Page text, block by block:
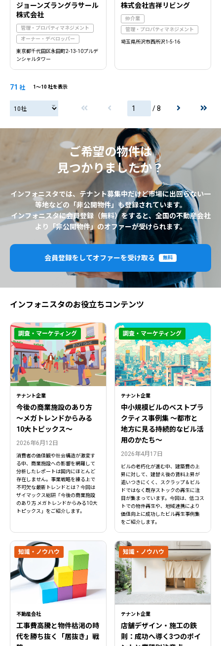
ジョーンズラングラサール
株式会社
管理・プロパティマネジメント
オーナー・デベロッパー
東京都千代田区永田町2-13-10プルデ
ンシャルタワー
株式会社吉祥リビング
仲介業
管理・プロパティマネジメント
埼玉県所沢市西所沢1-5-16
71 社 1〜10 社を表示
20社 / 8
ご希望の物件は
見つかりましたか？
インフォニスタでは、テナント募集中だけど市場に出回らない一
等地などの「非公開物件」も登録されています。
インフォニスタに会員登録（無料）をすると、全国の不動産会社
より「非公開物件」のオファーが受けられます。
会員登録をしてオファーを受け取る 無料
インフォニスタのお役立ちコンテンツ
テナント企業
今後の商業施設のあり方
〜メガトレンドからみる
10大トピックス〜
2026年6月12日
消費者の価値観や社会構造が激変す
る中、商業施設への影響を網羅して
分析したレポートは国内にほとんど
存在しません。事業戦略を練る上で
不可欠な最新トレンドとは？今回は
ザイマックス総研「今後の商業施設
のあり方 メガトレンドからみる10大
トピックス」をご紹介します。
調査・マーケティング
テナント企業
中小規模ビルのベストプラ
クティス事例集 ～都市と
地方に見る持続的なビル活
用のかたち～
2026年4月17日
ビルの老朽化が進む中、建築費の上
昇に対して、建替え後の賃料上昇が
追いつきにくく、スクラップ＆ビル
ドではなく既存ストックの再生に注
目が集まっています。今回は、低コス
トでの物件再生や、地域連携により
価値向上に成功したビル再生事例集
をご紹介します。
調査・マーケティング
不動産会社
工事費高騰と物件枯渇の時
代を勝ち抜く「居抜き」戦
知識・ノウハウ
テナント企業
店舗デザイン・施工の鉄
則：成功へ導く3つのポイ
知識・ノウハウ